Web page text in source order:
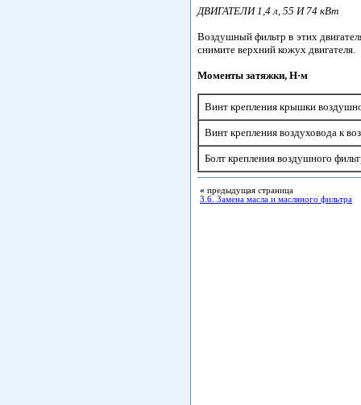
ДВИГАТЕЛИ 1,4 л, 55 И 74 кВт
Воздушный фильтр в этих
снимите верхний кожух двигателя.
Моменты затяжки, Н·м
Винт крепления крышки
Винт крепления воздуховода к
Болт крепления воздушного
« предыдущая страница
3.6. Замена масла и масляного фильтра